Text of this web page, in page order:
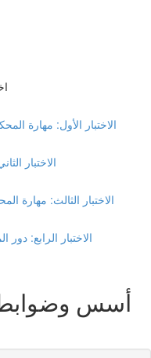
1. الاختبار الأول: مهارة
2. الاختبار
3. الاختبار الثالث: